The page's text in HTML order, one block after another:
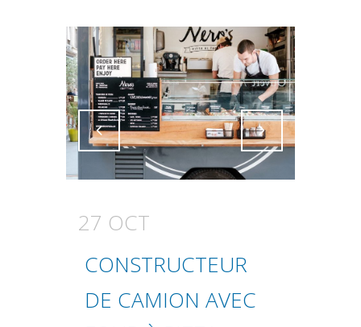
Attiva comando Attiva comando
27 OCT
CONSTRUCTEUR
DE CAMION AVEC